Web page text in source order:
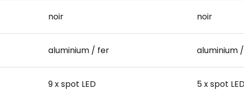
noir noir
aluminium / fer aluminium
9 x spot LED 5 x spot